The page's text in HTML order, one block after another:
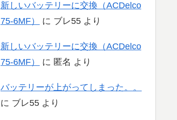
新しいバッテリーに交換（ACDelco
75-6MF）
に ブレ55 より
新しいバッテリーに交換（ACDelco
75-6MF）
に 匿名 より
バッテリーが上がってしまった。。
に ブレ55 より